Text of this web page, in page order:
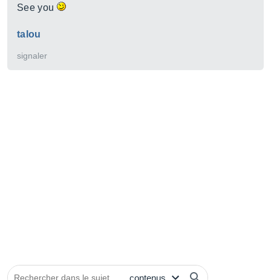
See you
talou
signaler